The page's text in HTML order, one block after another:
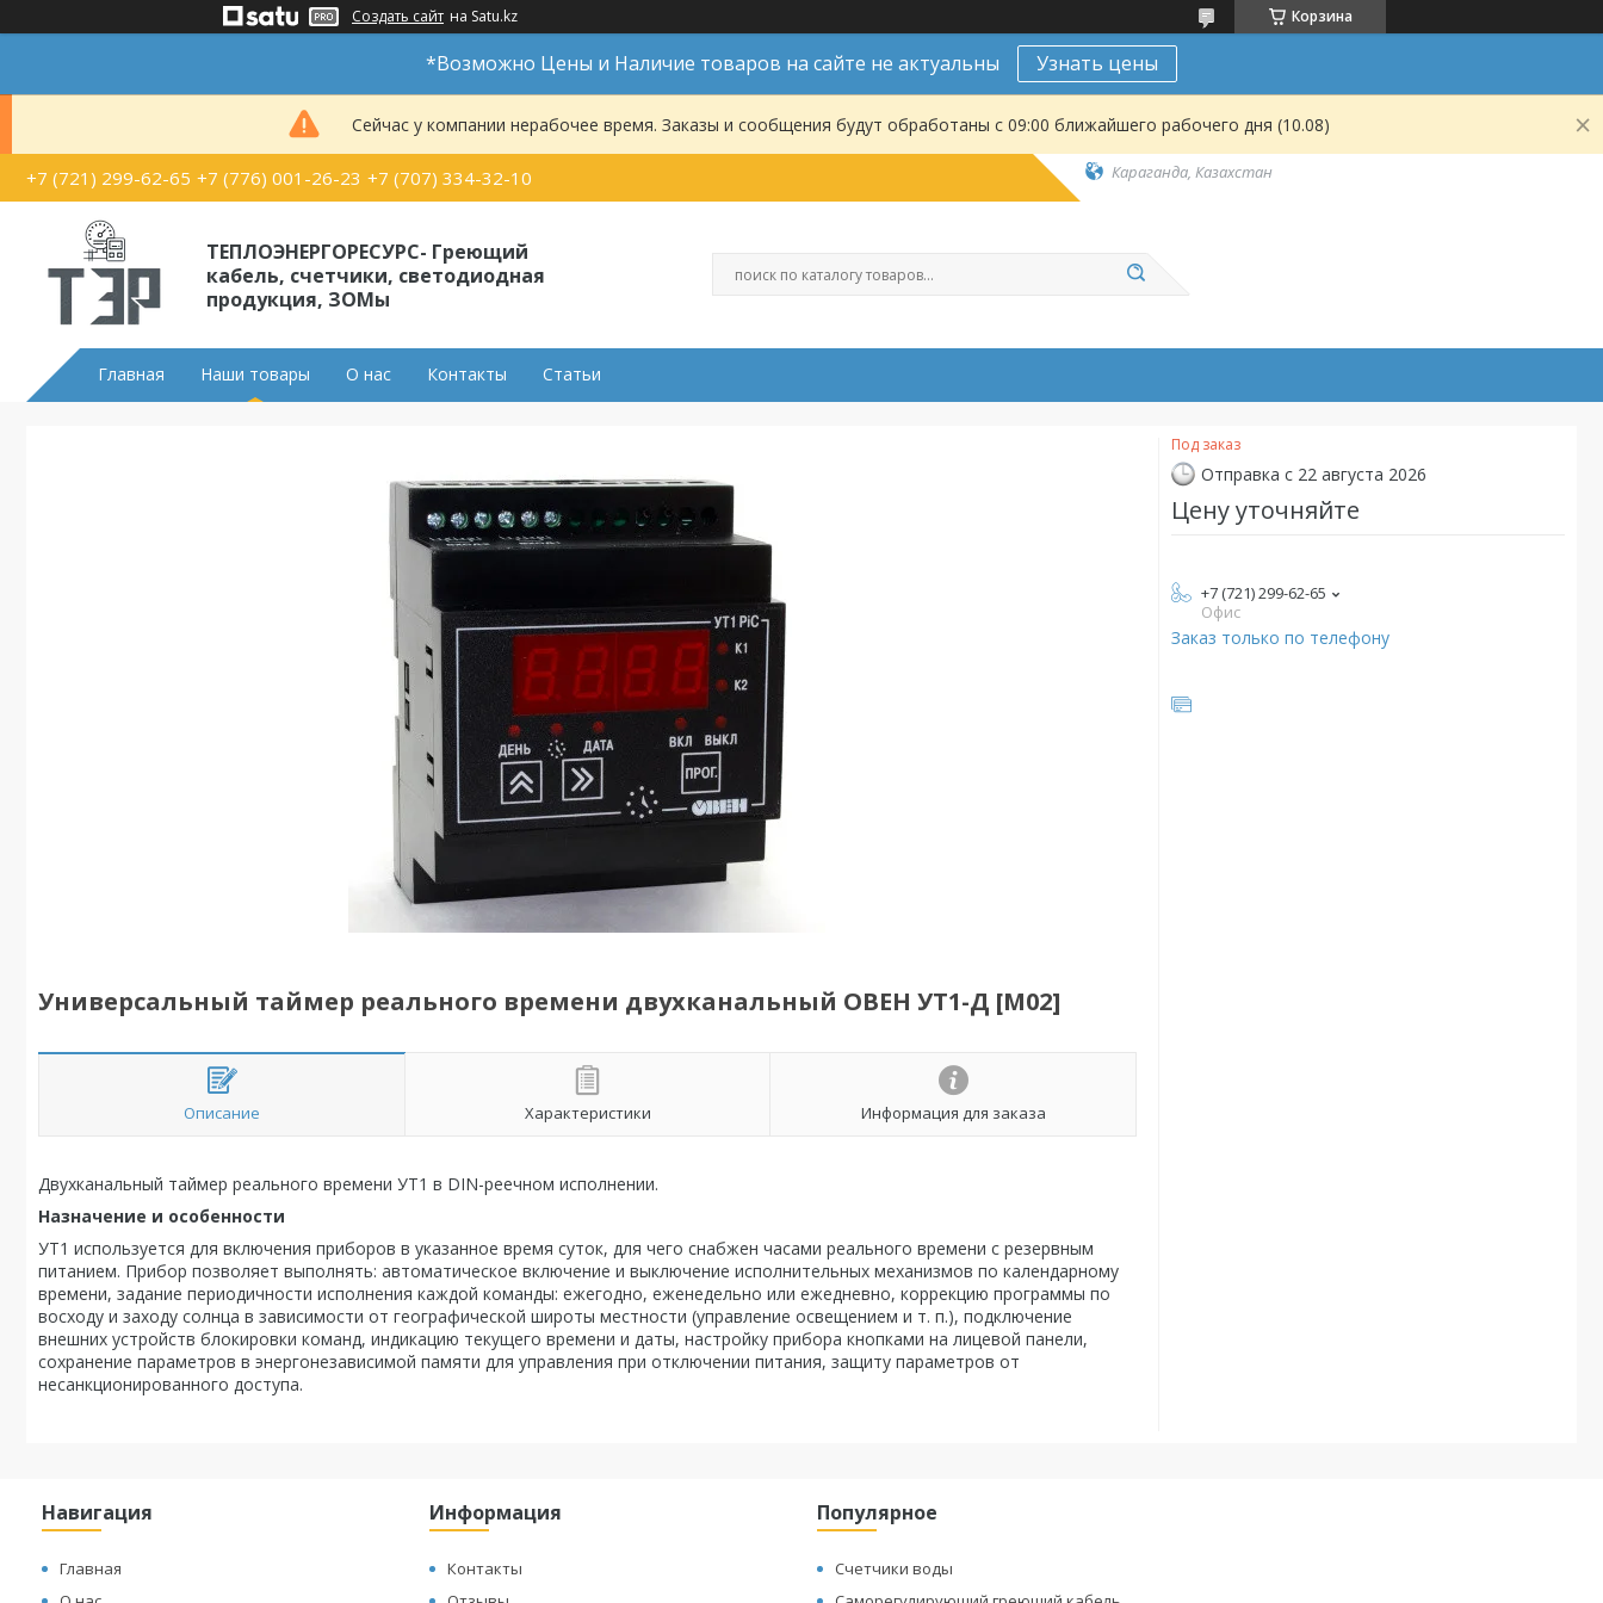
Создать сайт на Satu.kz Корзина
*Возможно Цены и Наличие товаров на сайте не актуальны Узнать цены
Сейчас у компании нерабочее время. Заказы и сообщения будут обработаны с 09:00 ближайшего рабочего дня (10.08)
+7 (721) 299-62-65 +7 (776) 001-26-23 +7 (707) 334-32-10 Караганда, Казахстан
ТЕПЛОЭНЕРГОРЕСУРС- Греющий
кабель, счетчики, светодиодная
продукция, ЗОМы
Главная Наши товары О нас Контакты Статьи
Универсальный таймер реального времени двухканальный ОВЕН УТ1-Д [М02]
Описание Характеристики Информация для заказа
Двухканальный таймер реального времени УТ1 в DIN-реечном исполнении.
Назначение и особенности
УТ1 используется для включения приборов в указанное время суток, для чего снабжен часами реального времени с резервным
питанием. Прибор позволяет выполнять: автоматическое включение и выключение исполнительных механизмов по календарному
времени, задание периодичности исполнения каждой команды: ежегодно, еженедельно или ежедневно, коррекцию программы по
восходу и заходу солнца в зависимости от географической широты местности (управление освещением и т. п.), подключение
внешних устройств блокировки команд, индикацию текущего времени и даты, настройку прибора кнопками на лицевой панели,
сохранение параметров в энергонезависимой памяти для управления при отключении питания, защиту параметров от
несанкционированного доступа.
Под заказ
Отправка с 22 августа 2026
Цену уточняйте
+7 (721) 299-62-65
Офис
Заказ только по телефону
Навигация
Главная
Информация
Контакты
Популярное
Счетчики воды